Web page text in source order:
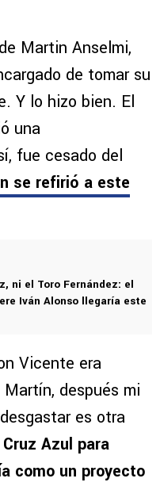
Martin Anselmi,
de tomar su
Y lo hizo bien. El
una
fue cesado del
se refirió a este
ni el Toro Fernández: el
Iván Alonso llegaría este
Vicente era
después mi
es otra
Azul para
como un proyecto